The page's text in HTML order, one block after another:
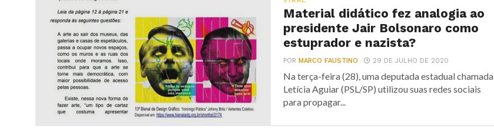
Material didático fez analogia ao
presidente Jair Bolsonaro como
estuprador e nazista?
PORMARCO FAUSTINO 29 DE JULHO DE 2020
Na terça-feira (28), uma deputada estadual chamada
Letícia Aguiar (PSL/SP) utilizou suas redes sociais
para propagar...